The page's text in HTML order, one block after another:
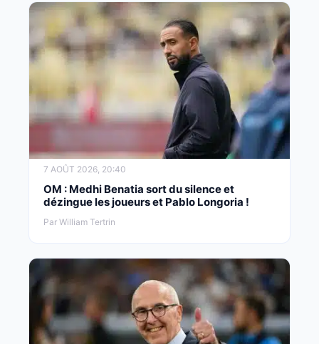
7 AOÛT 2026, 20:40
OM : Medhi Benatia sort du silence et
dézingue les joueurs et Pablo Longoria !
Par William Tertrin